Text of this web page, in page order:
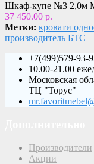
Шкаф-купе №3 2,0м
37 450.00 р.
Метки: кровати
производитель БТС
+7(499)579-93-
10.00-21.00
Московская
ТЦ "Торус"
Производители
Акции